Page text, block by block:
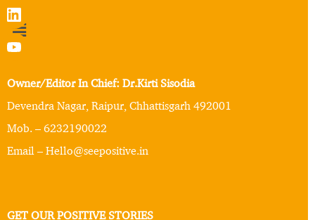
Owner/Editor In Chief: Dr.Kirti Sisodia
Devendra Nagar, Raipur, Chhattisgarh 492001
Mob. – 6232190022
Email – Hello@seepositive.in
GET OUR POSITIVE STORIES